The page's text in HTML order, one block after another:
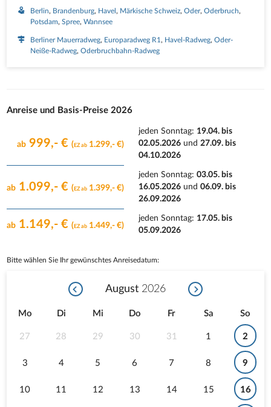
Berlin Brandenburg Havel Märkische Schweiz Oder Oderbruch
Potsdam
Spree Wannsee
Berliner Mauerradweg Europaradweg R1 Havel-Radweg Oder-
Neiße-Radweg Oderbruchbahn-Radweg
Anreise und Basis-Preise 2026
ab 999,- € (EZ ab 1.299,- €)
jeden Sonntag: 19.04. bis
02.05.2026 und27.09. bis
04.10.2026
ab 1.099,- € (EZ ab 1.399,- €)
jeden Sonntag: 03.05. bis
16.05.2026 und06.09. bis
26.09.2026
ab 1.149,- € (EZ ab 1.449,- €)
jeden Sonntag: 17.05. bis
05.09.2026
Bitte wählen Sie Ihr gewünschtes Anreisedatum:
August 2026
Mo Di Mi Do Fr Sa So
27 28 29 30 31 1 2
3 4 5 6 7 8 9
10 11 12 13 14 15 16